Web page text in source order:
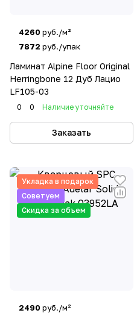
4260 руб./м²
7872 руб./упак
Ламинат Alpine Floor Original
Herringbone 12 Дуб Лацио
LF105-03
0 0 Наличие уточняйте
Заказать
Укладка в подарок
Советуем
Скидка за объем
2490 руб./м²